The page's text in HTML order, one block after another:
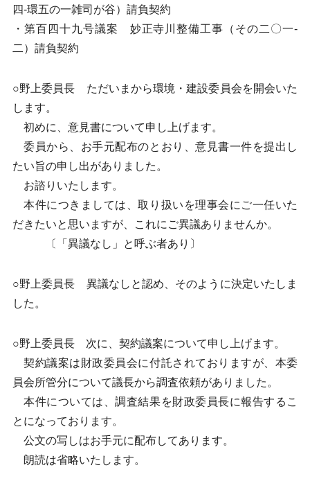
四-環五の一雑司が谷）請負契約
・第百四十九号議案 妙正寺川整備工事（その二〇一-
二）請負契約
○野上委員長 ただいまから環境・建設委員会を開会いた
します。
初めに、意見書について申し上げます。
委員から、お手元配布のとおり、意見書一件を提出し
たい旨の申し出がありました。
お諮りいたします。
本件につきましては、取り扱いを理事会にご一任いた
だきたいと思いますが、これにご異議ありませんか。
〔「異議なし」と呼ぶ者あり〕
○野上委員長 異議なしと認め、そのように決定いたしま
した。
○野上委員長 次に、契約議案について申し上げます。
契約議案は財政委員会に付託されておりますが、本委
員会所管分について議長から調査依頼がありました。
本件については、調査結果を財政委員長に報告するこ
とになっております。
公文の写しはお手元に配布してあります。
朗読は省略いたします。